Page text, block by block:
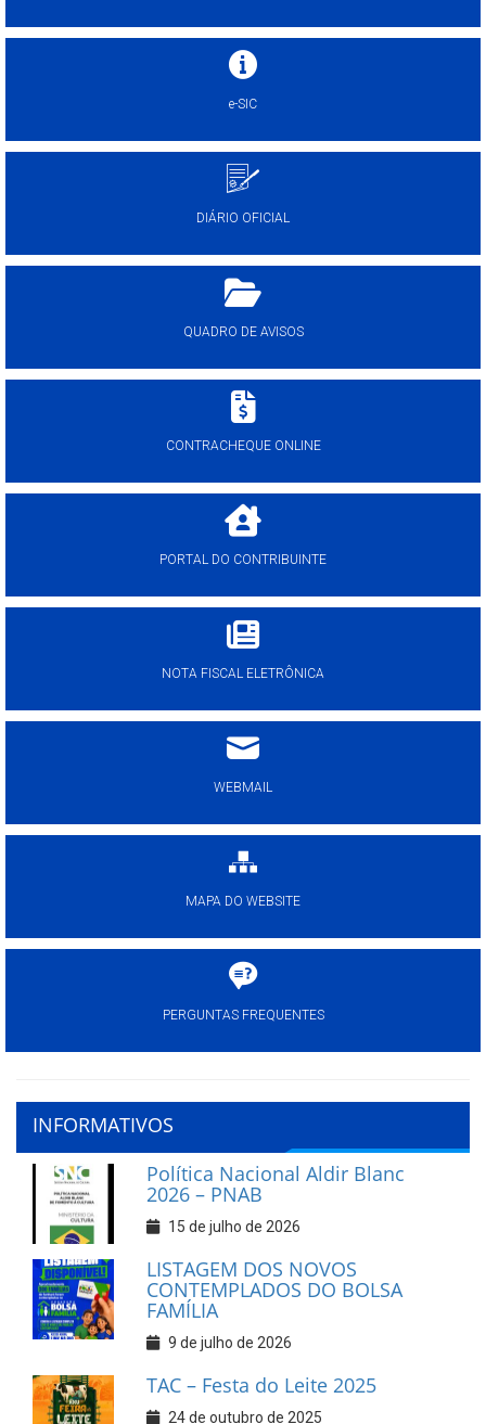
e-SIC
DIÁRIO OFICIAL
QUADRO DE AVISOS
CONTRACHEQUE ONLINE
PORTAL DO CONTRIBUINTE
NOTA FISCAL ELETRÔNICA
WEBMAIL
MAPA DO WEBSITE
PERGUNTAS FREQUENTES
INFORMATIVOS
Política Nacional Aldir Blanc
2026 – PNAB
15 de julho de 2026
LISTAGEM DOS NOVOS
CONTEMPLADOS DO BOLSA
FAMÍLIA
9 de julho de 2026
TAC – Festa do Leite 2025
24 de outubro de 2025